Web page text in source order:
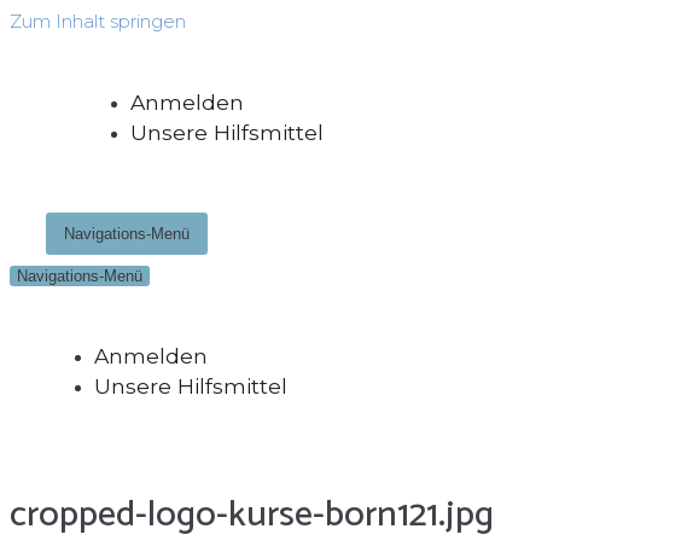
Zum Inhalt springen
Anmelden
Unsere Hilfsmittel
Navigations-Menü
Navigations-Menü
Anmelden
Unsere Hilfsmittel
cropped-logo-kurse-born121.jpg